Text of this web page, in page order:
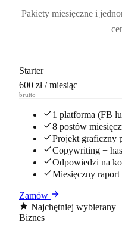
Pakiety miesięczne i
Starter
600 zł / miesiąc
brutto
1 platforma (FB
8 postów
Projekt graficzny
Copywriting +
Odpowiedzi na
Miesięczny raport
Zamów
Najchętniej wybierany
Biznes